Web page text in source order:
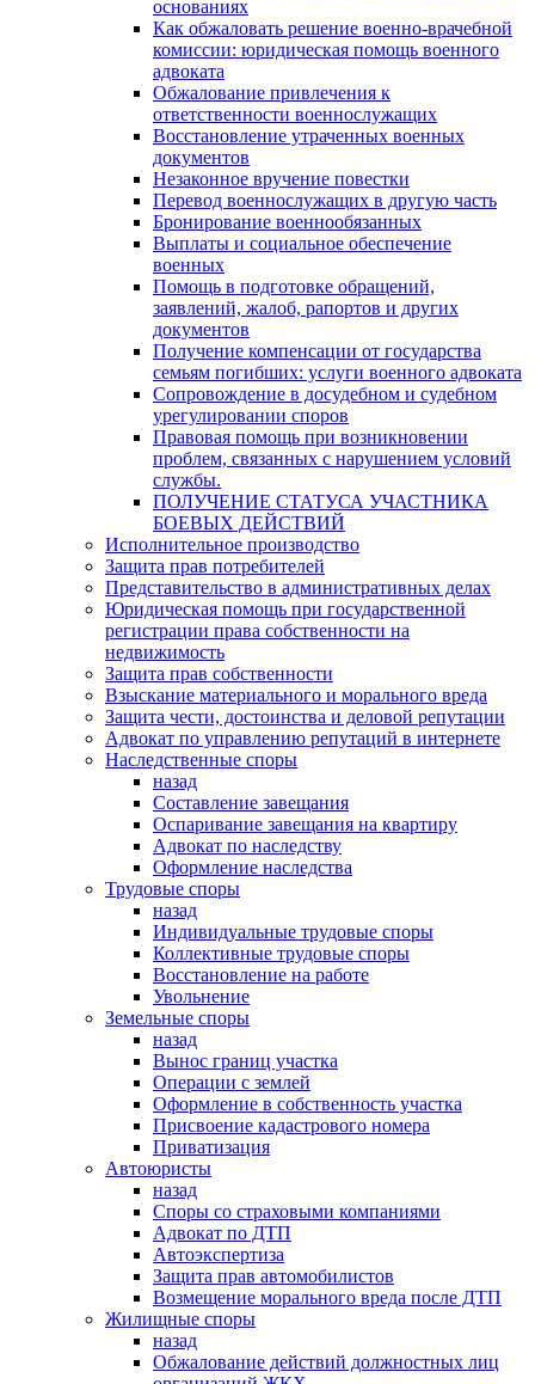
основаниях
Как обжаловать решение военно-врачебной
комиссии: юридическая помощь военного
адвоката
Обжалование привлечения к
ответственности военнослужащих
Восстановление утраченных военных
документов
Незаконное вручение повестки
Перевод военнослужащих в другую часть
Бронирование военнообязанных
Выплаты и социальное обеспечение
военных
Помощь в подготовке обращений,
заявлений, жалоб, рапортов и других
документов
Получение компенсации от государства
семьям погибших: услуги военного адвоката
Сопровождение в досудебном и судебном
урегулировании споров
Правовая помощь при возникновении
проблем, связанных с нарушением условий
службы.
ПОЛУЧЕНИЕ СТАТУСА УЧАСТНИКА
БОЕВЫХ ДЕЙСТВИЙ
Исполнительное производство
Защита прав потребителей
Представительство в административных делах
Юридическая помощь при государственной
регистрации права собственности на
недвижимость
Защита прав собственности
Взыскание материального и морального вреда
Защита чести, достоинства и деловой репутации
Адвокат по управлению репутаций в интернете
Наследственные споры
назад
Составление завещания
Оспаривание завещания на квартиру
Адвокат по наследству
Оформление наследства
Трудовые споры
назад
Индивидуальные трудовые споры
Коллективные трудовые споры
Восстановление на работе
Увольнение
Земельные споры
назад
Вынос границ участка
Операции с землей
Оформление в собственность участка
Присвоение кадастрового номера
Приватизация
Автоюристы
назад
Споры со страховыми компаниями
Адвокат по ДТП
Автоэкспертиза
Защита прав автомобилистов
Возмещение морального вреда после ДТП
Жилищные споры
назад
Обжалование действий должностных лиц